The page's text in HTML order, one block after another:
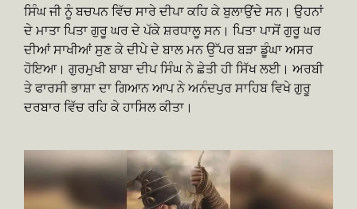
ਸਿੰਘ ਜੀ ਨੂੰ ਬਚਪਨ ਵਿੱਚ ਸਾਰੇ ਦੀਪਾ ਕਹਿ ਕੇ ਬੁਲਾਉਂਦੇ ਸਨ। ਉਹਨਾਂ
ਦੇ ਮਾਤਾ ਪਿਤਾ ਗੁਰੂ ਘਰ ਦੇ ਪੱਕੇ ਸ਼ਰਧਾਲੂ ਸਨ। ਪਿਤਾ ਪਾਸੋਂ ਗੁਰੂ ਘਰ
ਦੀਆਂ ਸਾਖੀਆਂ ਸੁਣ ਕੇ ਦੀਪੇ ਦੇ ਬਾਲ ਮਨ ਉੱਪਰ ਬੜਾ ਡੂੰਘਾ ਅਸਰ
ਹੋਇਆ। ਗੁਰਮੁਖੀ ਬਾਬਾ ਦੀਪ ਸਿੰਘ ਨੇ ਛੇਤੀ ਹੀ ਸਿੱਖ ਲਈ। ਅਰਬੀ
ਤੇ ਫਾਰਸੀ ਭਾਸ਼ਾ ਦਾ ਗਿਆਨ ਆਪ ਨੇ ਅਨੰਦਪੁਰ ਸਾਹਿਬ ਵਿਖੇ ਗੁਰੂ
ਦਰਬਾਰ ਵਿੱਚ ਰਹਿ ਕੇ ਹਾਸਿਲ ਕੀਤਾ।